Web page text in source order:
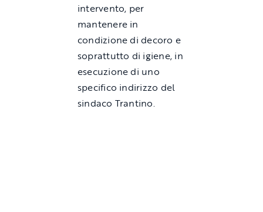
intervento, per
mantenere in
condizione di decoro e
soprattutto di igiene, in
esecuzione di uno
specifico indirizzo del
sindaco Trantino.